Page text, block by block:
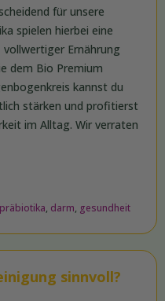
für unsere
spielen hierbei eine
Ernährung
dem Bio Premium
kannst du
stärken und profitierst
im Alltag. Wir verraten
präbiotika, darm, gesundheit
sinnvoll?